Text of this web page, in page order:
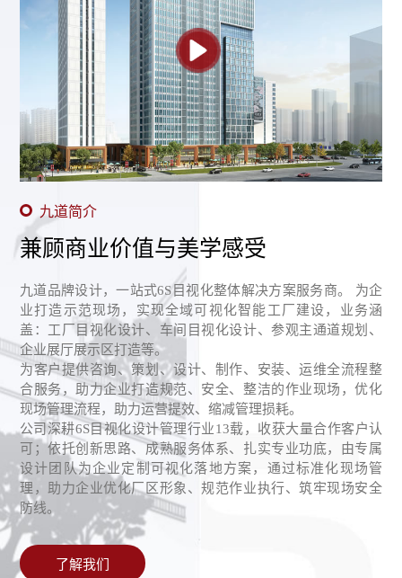
九道简介
兼顾商业价值与美学感受
九道品牌设计，一站式6S目视化整体解决方案服务商。 为企
业打造示范现场，实现全域可视化智能工厂建设，业务涵
盖：工厂目视化设计、车间目视化设计、参观主通道规划、
企业展厅展示区打造等。
为客户提供咨询、策划、设计、制作、安装、运维全流程整
合服务，助力企业打造规范、安全、整洁的作业现场，优化
现场管理流程，助力运营提效、缩减管理损耗。
公司深耕6S目视化设计管理行业13载，收获大量合作客户认
可；依托创新思路、成熟服务体系、扎实专业功底，由专属
设计团队为企业定制可视化落地方案，通过标准化现场管
理，助力企业优化厂区形象、规范作业执行、筑牢现场安全
防线。
了解我们